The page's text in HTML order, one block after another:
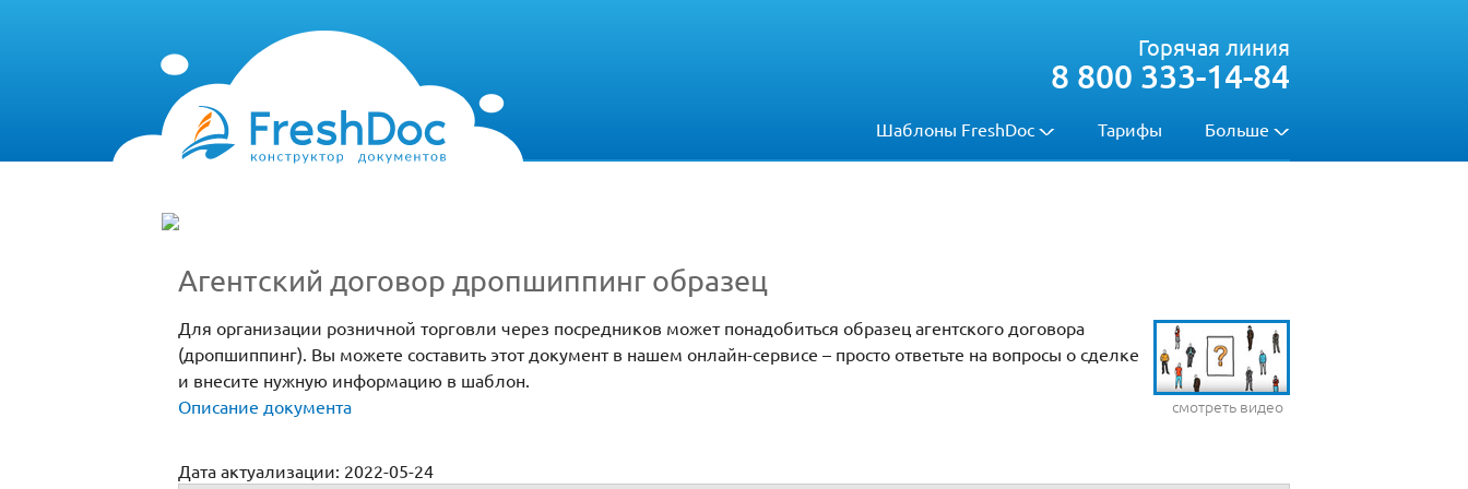
Шаблоны FreshDoc Тарифы Больше
Горячая линия
8 800 333-14-84
Агентский договор дропшиппинг образец
смотреть видео
Для организации розничной торговли через посредников может понадобиться образец агентского договора
(дропшиппинг). Вы можете составить этот документ в нашем онлайн-сервисе – просто ответьте на вопросы о сделке
и внесите нужную информацию в шаблон.
Описание документа
Дата актуализации: 2022-05-24